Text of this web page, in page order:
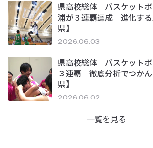
県高校総体 バスケット
浦が３連覇達成 進化す
県】
2026.06.03
県高校総体 バスケット
３連覇 徹底分析でつか
県】
2026.06.02
一覧を見る